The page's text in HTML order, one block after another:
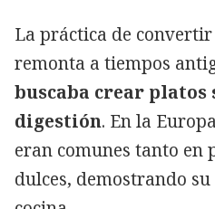
La práctica de
remonta a tiempos
buscaba crear platos
digestión. En la
eran comunes tanto en
dulces, demostrando